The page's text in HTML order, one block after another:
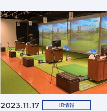
2023.11.17 IR情報